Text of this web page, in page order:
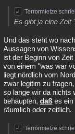
Terrormietze
Es gibt ja eine Zeit
Und das steht wo
Aussagen von
ist der Beginn von
von einem "was war
liegt nördlich vom
zwar legitim zu
so lange wir da nichts
behaupten, daß es ein
räumlich oder zeitlich.
Terrormietze